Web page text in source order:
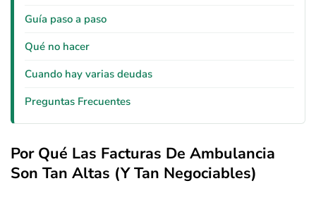
Guía paso a paso
Qué no hacer
Cuando hay varias deudas
Preguntas Frecuentes
Por Qué Las Facturas De Ambulancia
Son Tan Altas (y Tan Negociables)